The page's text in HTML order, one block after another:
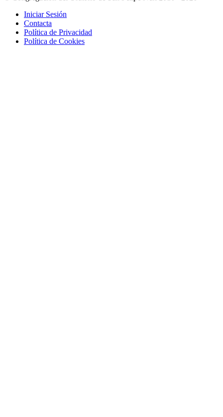
Iniciar Sesión
Contacta
Política de Privacidad
Política de Cookies